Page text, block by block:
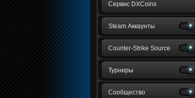
Сервис DXCoins
Steam Аккаунты
Counter-Strike Source
Турниры
Сообщество